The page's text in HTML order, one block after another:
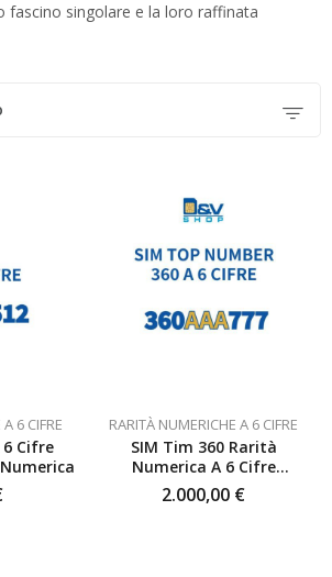
fascino singolare e la loro raffinata
6 CIFRE
6 Cifre
RARITÀ NUMERICHE A 6 CIFRE
SIM Tim 360 Rarità
Numerica A 6 Cifre
360AAA777 Top Number
2.000,00 €